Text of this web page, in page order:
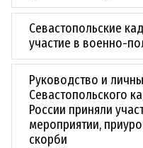
Севастопольские
участие в военно-
Руководство и
Севастопольского
России приняли
мероприятии,
скорби